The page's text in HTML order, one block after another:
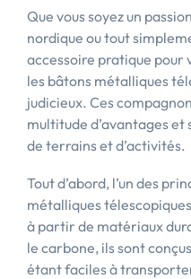
Que vous soyez un
nordique ou tout
accessoire pratique pour
les bâtons métalliques
judicieux. Ces
multitude d’avantages
de terrains et d’activités.
Tout d’abord, l’un des
métalliques
à partir de matériaux
le carbone, ils sont
étant faciles à